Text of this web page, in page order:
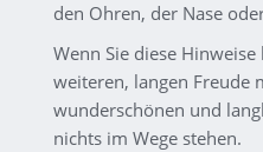
den Ohren, der Nase
Wenn Sie diese
weiteren, langen Freude
wunderschönen und
nichts im Wege stehen.